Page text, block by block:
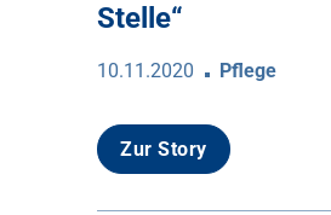
Stelle“
10.11.2020 Pflege
Zur Story